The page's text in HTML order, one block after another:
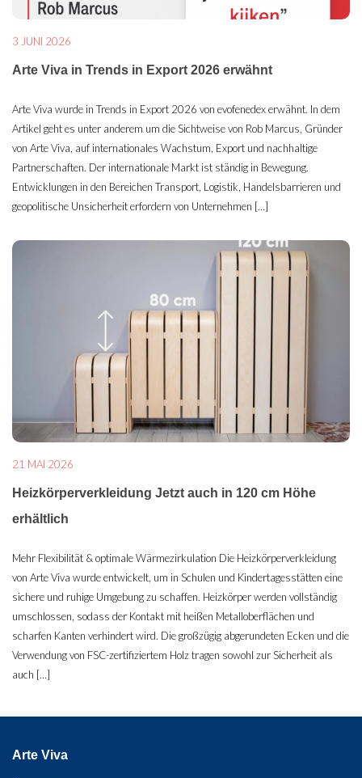
3 JUNI 2026
Arte Viva in Trends in Export 2026 erwähnt
Arte Viva wurde in Trends in Export 2026 von evofenedex erwähnt. In dem
Artikel geht es unter anderem um die Sichtweise von Rob Marcus, Gründer
von Arte Viva, auf internationales Wachstum, Export und nachhaltige
Partnerschaften. Der internationale Markt ist ständig in Bewegung.
Entwicklungen in den Bereichen Transport, Logistik, Handelsbarrieren und
geopolitische Unsicherheit erfordern von Unternehmen […]
21 MAI 2026
Heizkörperverkleidung Jetzt auch in 120 cm Höhe
erhältlich
Mehr Flexibilität & optimale Wärmezirkulation Die Heizkörperverkleidung
von Arte Viva wurde entwickelt, um in Schulen und Kindertagesstätten eine
sichere und ruhige Umgebung zu schaffen. Heizkörper werden vollständig
umschlossen, sodass der Kontakt mit heißen Metalloberflächen und
scharfen Kanten verhindert wird. Die großzügig abgerundeten Ecken und die
Verwendung von FSC-zertifiziertem Holz tragen sowohl zur Sicherheit als
auch […]
Arte Viva